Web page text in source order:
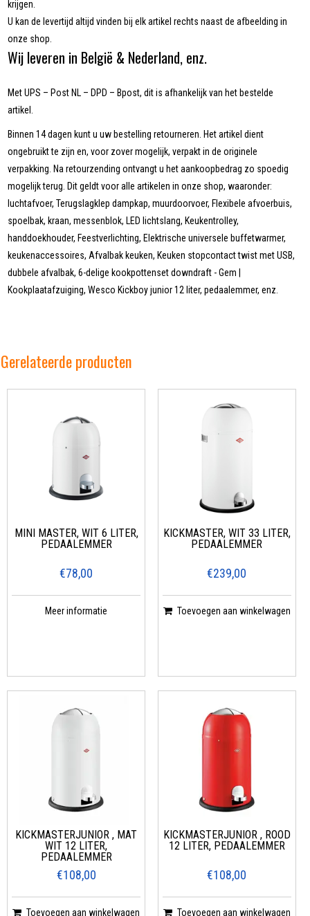
krijgen.
U kan de levertijd altijd vinden bij elk artikel rechts naast de afbeelding in
onze shop.
Wij leveren in België & Nederland, enz.
Met UPS – Post NL – DPD – Bpost, dit is afhankelijk van het bestelde
artikel.
Binnen 14 dagen kunt u uw bestelling retourneren. Het artikel dient
ongebruikt te zijn en, voor zover mogelijk, verpakt in de originele
verpakking. Na retourzending ontvangt u het aankoopbedrag zo spoedig
mogelijk terug. Dit geldt voor alle artikelen in onze shop, waaronder:
luchtafvoer, Terugslagklep dampkap, muurdoorvoer, Flexibele afvoerbuis,
spoelbak, kraan, messenblok, LED lichtslang, Keukentrolley,
handdoekhouder, Feestverlichting, Elektrische universele buffetwarmer,
keukenaccessoires, Afvalbak keuken, Keuken stopcontact twist met USB,
dubbele afvalbak, 6-delige kookpottenset downdraft - Gem |
Kookplaatafzuiging, Wesco Kickboy junior 12 liter, pedaalemmer, enz.
Gerelateerde producten
MINI MASTER, WIT 6 LITER,
PEDAALEMMER
€78,00
Meer informatie
KICKMASTER, WIT 33 LITER,
PEDAALEMMER
€239,00
Toevoegen aan winkelwagen
KICKMASTERJUNIOR , MAT
WIT 12 LITER,
PEDAALEMMER
€108,00
Toevoegen aan winkelwagen
KICKMASTERJUNIOR , ROOD
12 LITER, PEDAALEMMER
€108,00
Toevoegen aan winkelwagen